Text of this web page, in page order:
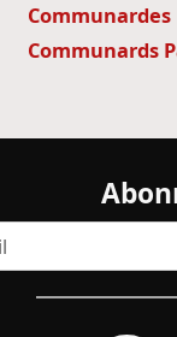
de
l’article
Communardes
Communards